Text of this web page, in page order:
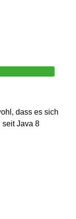
dass es sich
seit Java 8